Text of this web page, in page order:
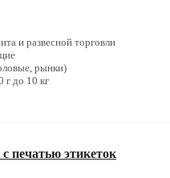
и развесной торговли
рынки)
г до 10 кг
печатью этикеток